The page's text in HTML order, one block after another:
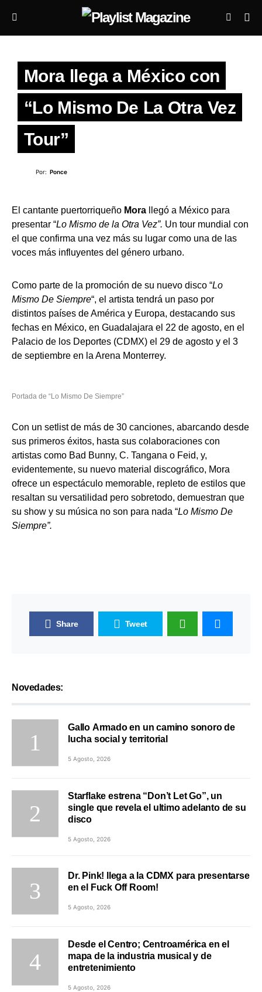
Mora llega a México con
“Lo Mismo De La Otra Vez
Tour”
Por: Ponce
El cantante puertorriqueño Mora llegó a México para
presentar “Lo Mismo de la Otra Vez”. Un tour mundial con
el que confirma una vez más su lugar como una de las
voces más influyentes del género urbano.
Como parte de la promoción de su nuevo disco “Lo
Mismo De Siempre“, el artista tendrá un paso por
distintos países de América y Europa, destacando sus
fechas en México, en Guadalajara el 22 de agosto, en el
Palacio de los Deportes (CDMX) el 29 de agosto y el 3
de septiembre en la Arena Monterrey.
Portada de “Lo Mismo De Siempre”
Con un setlist de más de 30 canciones, abarcando desde
sus primeros éxitos, hasta sus colaboraciones con
artistas como Bad Bunny, C. Tangana o Feid, y,
evidentemente, su nuevo material discográfico, Mora
ofrece un espectáculo memorable, repleto de estilos que
resaltan su versatilidad pero sobretodo, demuestran que
su show y su música no son para nada “Lo Mismo De
Siempre”.
Share Tweet
Novedades:
Gallo Armado en un camino sonoro de
lucha social y territorial
5 Agosto, 2026
Starflake estrena “Don’t Let Go”, un
single que revela el ultimo adelanto de su
disco
5 Agosto, 2026
Dr. Pink! llega a la CDMX para presentarse
en el Fuck Off Room!
5 Agosto, 2026
Desde el Centro; Centroamérica en el
mapa de la industria musical y de
entretenimiento
5 Agosto, 2026